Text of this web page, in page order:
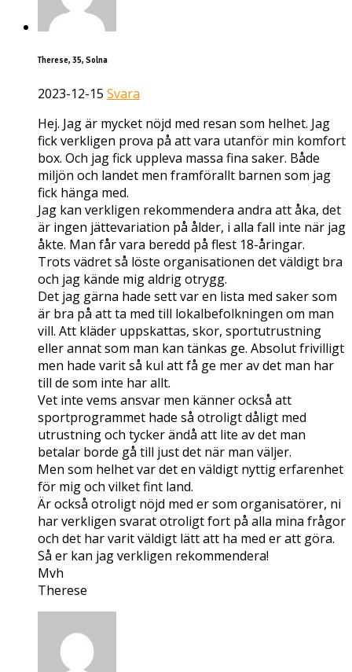
Therese, 35, Solna
2023-12-15 Svara
Hej. Jag är mycket nöjd med resan som helhet. Jag
fick verkligen prova på att vara utanför min komfort
box. Och jag fick uppleva massa fina saker. Både
miljön och landet men framförallt barnen som jag
fick hänga med.
Jag kan verkligen rekommendera andra att åka, det
är ingen jättevariation på ålder, i alla fall inte när jag
åkte. Man får vara beredd på flest 18-åringar.
Trots vädret så löste organisationen det väldigt bra
och jag kände mig aldrig otrygg.
Det jag gärna hade sett var en lista med saker som
är bra på att ta med till lokalbefolkningen om man
vill. Att kläder uppskattas, skor, sportutrustning
eller annat som man kan tänkas ge. Absolut frivilligt
men hade varit så kul att få ge mer av det man har
till de som inte har allt.
Vet inte vems ansvar men känner också att
sportprogrammet hade så otroligt dåligt med
utrustning och tycker ändå att lite av det man
betalar borde gå till just det när man väljer.
Men som helhet var det en väldigt nyttig erfarenhet
för mig och vilket fint land.
Är också otroligt nöjd med er som organisatörer, ni
har verkligen svarat otroligt fort på alla mina frågor
och det har varit väldigt lätt att ha med er att göra.
Så er kan jag verkligen rekommendera!
Mvh
Therese